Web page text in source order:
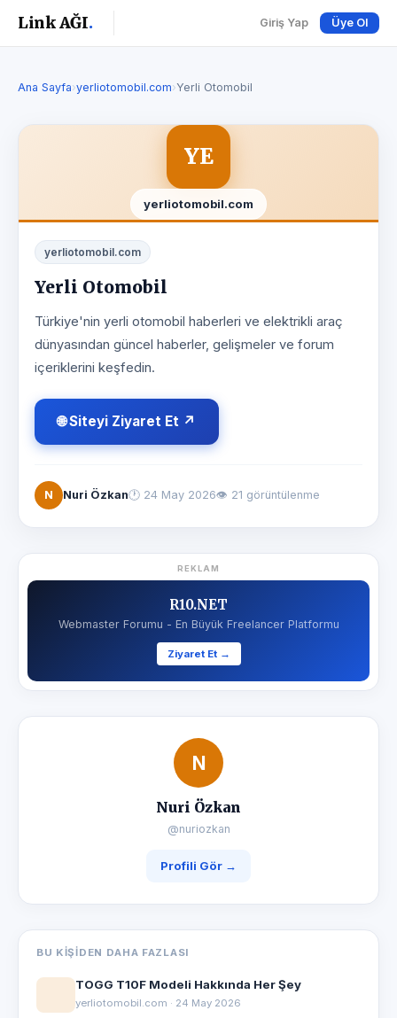
Link AĞI. Giriş Yap Üye Ol
Ana Sayfa›yerliotomobil.com›Yerli Otomobil
YE
yerliotomobil.com
yerliotomobil.com
Yerli Otomobil
Türkiye'nin yerli otomobil haberleri ve elektrikli araç
dünyasından güncel haberler, gelişmeler ve forum
içeriklerini keşfedin.
🌐 Siteyi Ziyaret Et ↗
N Nuri Özkan🕐 24 May 2026👁 21 görüntülenme
REKLAM
R10.NET
Webmaster Forumu - En Büyük Freelancer Platformu
Ziyaret Et →
N
Nuri Özkan
@nuriozkan
Profili Gör →
BU KIŞIDEN DAHA FAZLASI
TOGG T10F Modeli Hakkında Her Şey
yerliotomobil.com · 24 May 2026